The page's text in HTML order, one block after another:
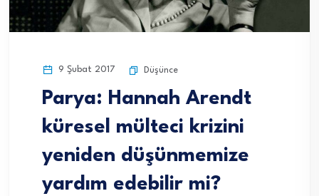
9 Şubat 2017 Düşünce
Parya: Hannah Arendt
küresel mülteci krizini
yeniden düşünmemize
yardım edebilir mi?